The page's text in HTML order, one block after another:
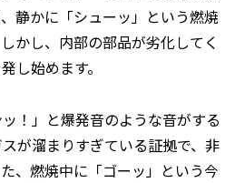
静かに「シューッ」という燃焼
かし、内部の部品が劣化してく
し始めます。
！」と爆発音のような音がする
が溜まりすぎている証拠で、非
、燃焼中に「ゴーッ」という今